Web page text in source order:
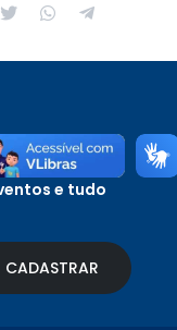
você
e tudo
CADASTRAR